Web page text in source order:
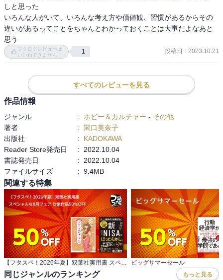
しと思った
いろんな人がいて、いろんな考え方や価値観、習慣があるからその
違いがあるってことをちゃんとわかっておくことは大事だよなあと
思う
ブクログレビューは
いいねできません
1 投稿日 : 2023.10.21
すべてのレビューを見る
作品情報
ジャンル : ホビー＆カルチャー - その他
著者
:
関口美奈子
出版社
:
KADOKAWA
Reader Store発売日
:
2022.10.04
書誌発売日
:
2022.10.04
ファイルサイズ
: 9.4MB
関連する特集
【フタスペ！2026年夏】双葉社実用書 スペシャルな8月フェア 対象作品50％OFF ビッグサマーセール
同じジャンルのランキング もっと見る